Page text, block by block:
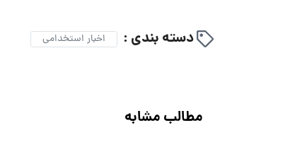
دسته بندی : اخبار استخدامی
مطالب مشابه